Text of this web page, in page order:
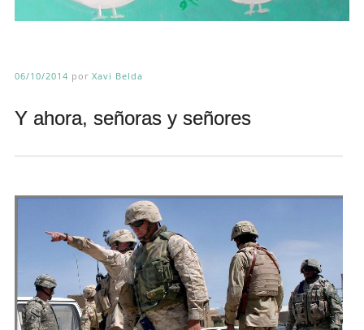
06/10/2014 por Xavi Belda
Y ahora, señoras y señores